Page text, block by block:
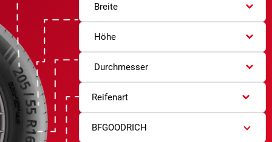
Breite
Höhe
Durchmesser
Reifenart
BFGOODRICH